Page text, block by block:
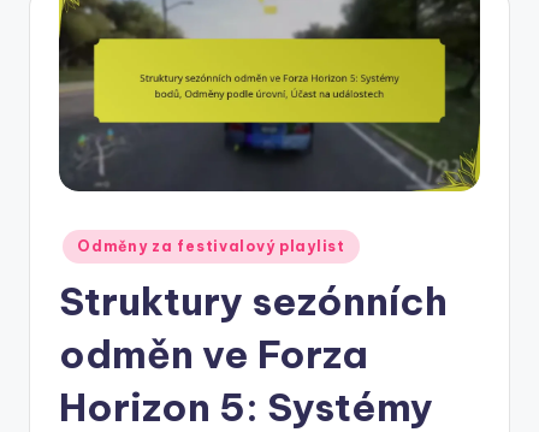
Posted
in
Odměny za festivalový playlist
Struktury sezónních
odměn ve Forza
Horizon 5: Systémy